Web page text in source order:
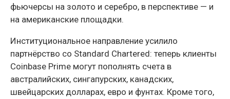
фьючерсы на золото и серебро, в перспективе — и
на американские площадки.
Институциональное направление усилило
партнёрство со Standard Chartered: теперь клиенты
Coinbase Prime могут пополнять счета в
австралийских, сингапурских, канадских,
швейцарских долларах, евро и фунтах. Кроме того,